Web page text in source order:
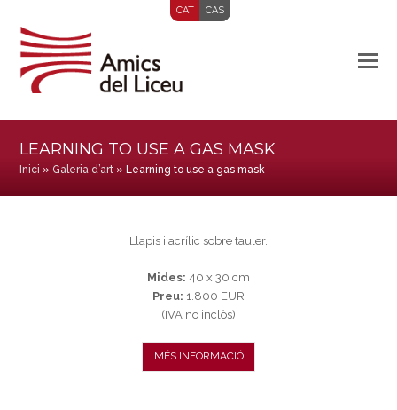
CAT CAS
LEARNING TO USE A GAS MASK
Inici » Galeria d’art » Learning to use a gas mask
Llapis i acrílic sobre tauler.
Mides: 40 x 30 cm
Preu: 1.800 EUR
(IVA no inclòs)
MÉS INFORMACIÓ